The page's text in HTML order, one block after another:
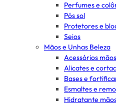
Perfumes e
Pós sol
Protetores e
Seios
Mãos e Unhas Beleza
Acessórios
Alicates e
Bases e
Esmaltes e
Hidratante